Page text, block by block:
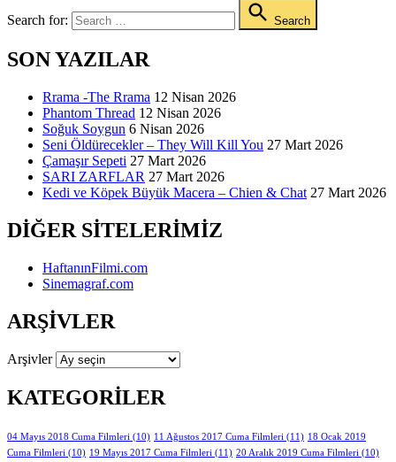
Search for: Search
SON YAZILAR
Rrama -The Rrama 12 Nisan 2026
Phantom Thread 12 Nisan 2026
Soğuk Soygun 6 Nisan 2026
Seni Öldürecekler – They Will Kill You 27 Mart 2026
Çamaşır Sepeti 27 Mart 2026
SARI ZARFLAR 27 Mart 2026
Kedi ve Köpek Büyük Macera – Chien & Chat 27 Mart 2026
DIĞER SITELERIMIZ
HaftanınFilmi.com
Sinemagraf.com
ARŞIVLER
Arşivler
KATEGORILER
04 Mayıs 2018 Cuma Filmleri (10) 11 Ağustos 2017 Cuma Filmleri (11) 18 Ocak 2019
Cuma Filmleri (10) 19 Mayıs 2017 Cuma Filmleri (11) 20 Aralık 2019 Cuma Filmleri (10)